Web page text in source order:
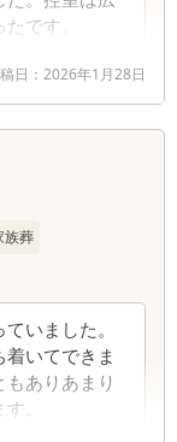
です。
日： 2026年1月28日
族葬
いました。
いてできま
ありあまり
。